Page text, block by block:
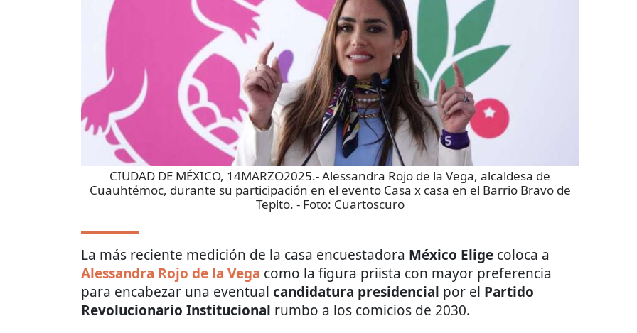
CIUDAD DE MÉXICO, 14MARZO2025.- Alessandra Rojo de la Vega, alcaldesa de
Cuauhtémoc, durante su participación en el evento Casa x casa en el Barrio Bravo de
Tepito. - Foto: Cuartoscuro
La más reciente medición de la casa encuestadora México Elige coloca a
Alessandra Rojo de la Vega como la figura priista con mayor preferencia
para encabezar una eventual candidatura presidencial por el Partido
Revolucionario Institucional rumbo a los comicios de 2030.